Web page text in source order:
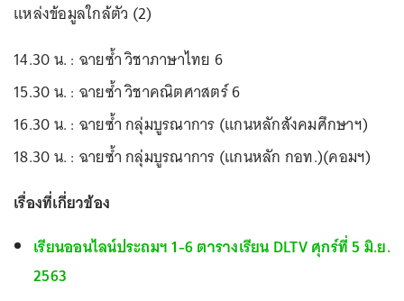
แหล่งข้อมูลใกล้ตัว (2)
14.30 น. : ฉายซ้ำ วิชาภาษาไทย 6
15.30 น. : ฉายซ้ำ วิชาคณิตศาสตร์ 6
16.30 น. : ฉายซ้ำ กลุ่มบูรณาการ (แกนหลักสังคมศึกษาฯ)
18.30 น. : ฉายซ้ำ กลุ่มบูรณาการ (แกนหลัก กอท.)(คอมฯ)
เรื่องที่เกี่ยวข้อง
เรียนออนไลน์ประถมฯ 1-6 ตารางเรียน DLTV ศุกร์ที่ 5 มิ.ย.
2563